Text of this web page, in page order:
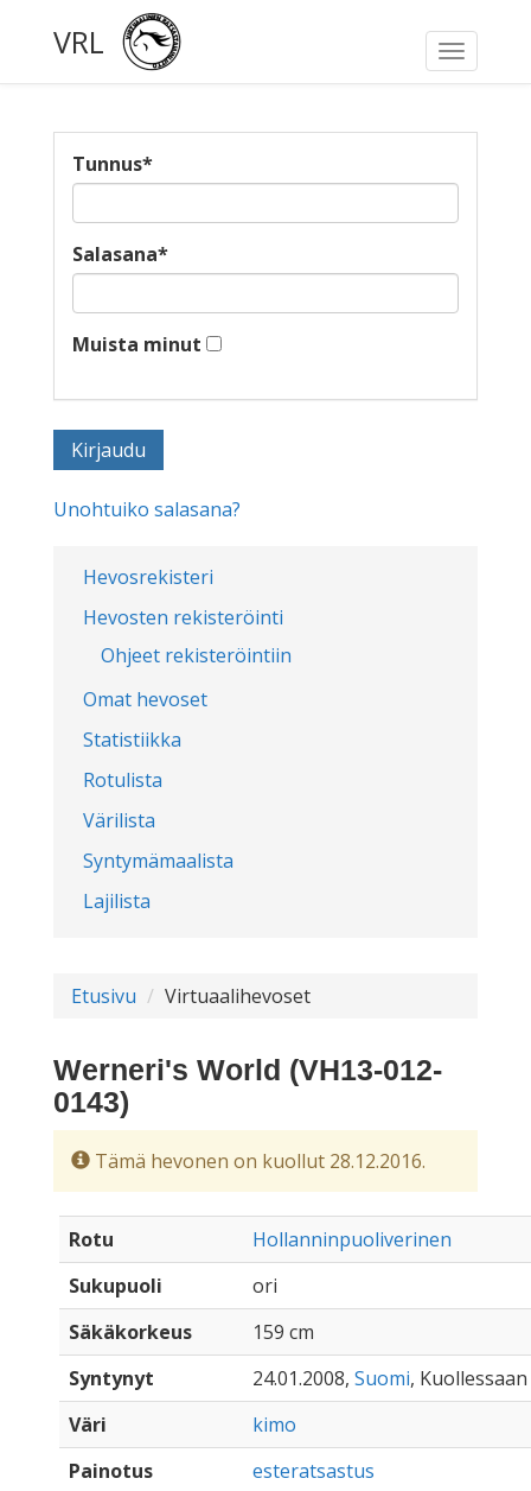
Toggle
VRL
Hevosrekisteri
Hevosten rekisteröinti
Ohjeet rekisteröintiin
Omat hevoset
Statistiikka
Rotulista
Värilista
Syntymämaalista
Lajilista
Tunnus*
Salasana*
Muista minut
Unohtuiko salasana?
Etusivu Virtuaalihevoset
Werneri's World (VH13-012-
0143)
Tämä hevonen on kuollut 28.12.2016.
Rotu
Hollanninpuoliverinen
Sukupuoli
ori
Säkäkorkeus
159 cm
Syntynyt
24.01.2008, Suomi,
Väri
kimo
Painotus
esteratsastus